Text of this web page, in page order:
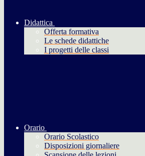
Didattica
Offerta formativa
Le schede didattiche
I progetti delle classi
Orario
Orario Scolastico
Disposizioni giornaliere